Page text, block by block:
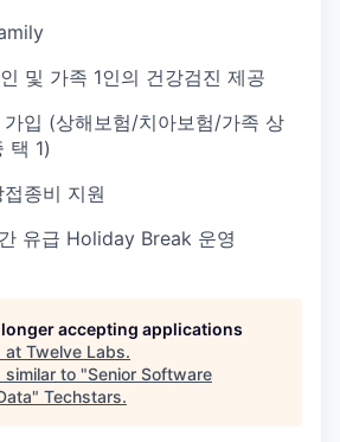
및 가족 1인의 건강검진 제공
가입 (상해보험/치아보험/가족 상
택 1)
종비 지원
유급 Holiday Break 운영
accepting applications
at Twelve Labs.
similar to "Senior Software
" Techstars.